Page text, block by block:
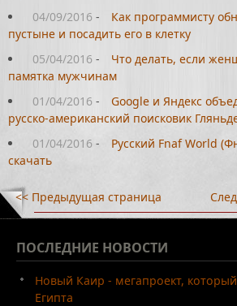
04/09/2016 -
Как программисту
пустыне и посадить его в клетку
05/04/2016 -
Что делать, если
памятка мужчинам
01/04/2016 -
Google и Яндекс
русско-американский поисковик
01/04/2016 -
Русский Fnaf World
скачать
<< Предыдущая страница
ПОСЛЕДНИЕ НОВОСТИ
Новый Каир - мегапроект,
Египта